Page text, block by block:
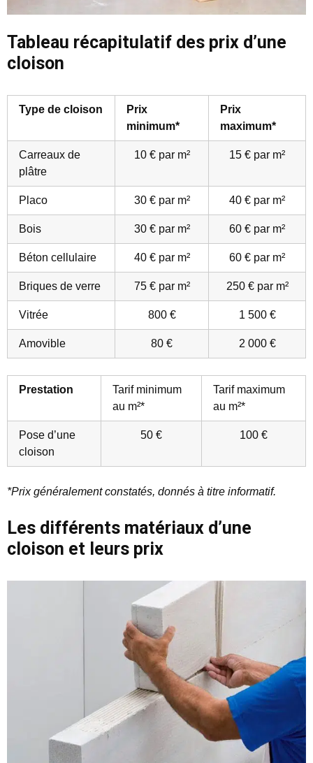
Tableau récapitulatif des prix d’une
cloison
Type de cloison
Prix
minimum*
Prix
maximum*
Carreaux de
plâtre
10 € par m² 15 € par m²
Placo 30 € par m² 40 € par m²
Bois 30 € par m² 60 € par m²
Béton cellulaire 40 € par m² 60 € par m²
Briques de verre 75 € par m² 250 € par m²
Vitrée 800 € 1 500 €
Amovible 80 € 2 000 €
Prestation
Tarif minimum
au m²*
Tarif maximum
au m²*
Pose d’une
cloison
50 € 100 €
*Prix généralement constatés, donnés à titre informatif.
Les différents matériaux d’une
cloison et leurs prix